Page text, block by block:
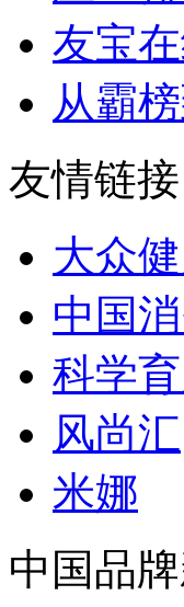
友宝
从霸
友情链接
大众
中国
科学
风尚汇
米娜
中国品